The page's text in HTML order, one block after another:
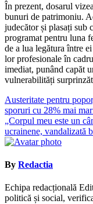
În prezent, dosarul
bunuri de patrimoniu.
judecător și plasați sub
programat pentru luna
de a lua legătura între
lor profesionale în
imediat, punând capăt
vulnerabilități
Navigare
în
articole
Austeritate pentru
sporuri cu 28% mai
„Corpul meu este un
ucrainene, vandalizată
By Redactia
Echipa redacțională
politică și social,